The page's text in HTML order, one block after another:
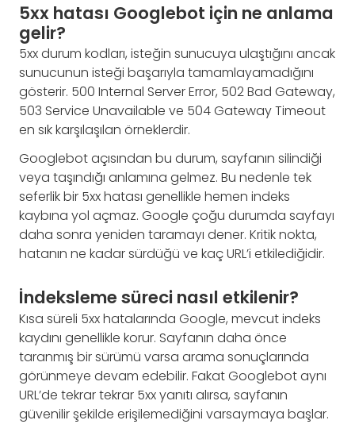
5xx hatası Googlebot için ne anlama
gelir?
5xx durum kodları, isteğin sunucuya ulaştığını ancak
sunucunun isteği başarıyla tamamlayamadığını
gösterir. 500 Internal Server Error, 502 Bad Gateway,
503 Service Unavailable ve 504 Gateway Timeout
en sık karşılaşılan örneklerdir.
Googlebot açısından bu durum, sayfanın silindiği
veya taşındığı anlamına gelmez. Bu nedenle tek
seferlik bir 5xx hatası genellikle hemen indeks
kaybına yol açmaz. Google çoğu durumda sayfayı
daha sonra yeniden taramayı dener. Kritik nokta,
hatanın ne kadar sürdüğü ve kaç URL’i etkilediğidir.
İndeksleme süreci nasıl etkilenir?
Kısa süreli 5xx hatalarında Google, mevcut indeks
kaydını genellikle korur. Sayfanın daha önce
taranmış bir sürümü varsa arama sonuçlarında
görünmeye devam edebilir. Fakat Googlebot aynı
URL’de tekrar tekrar 5xx yanıtı alırsa, sayfanın
güvenilir şekilde erişilemediğini varsaymaya başlar.